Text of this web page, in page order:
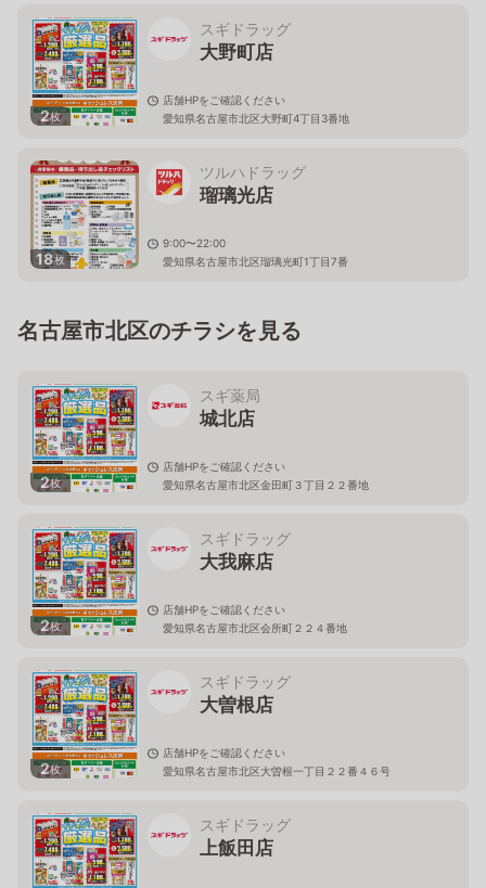
2枚
スギドラッグ
大野町店
店舗HPをご確認ください
愛知県名古屋市北区大野町4丁目3番地
18枚
ツルハドラッグ
瑠璃光店
9:00〜22:00
愛知県名古屋市北区瑠璃光町1丁目7番
名古屋市北区のチラシを見る
2枚
スギ薬局
城北店
店舗HPをご確認ください
愛知県名古屋市北区金田町３丁目２２番地
2枚
スギドラッグ
大我麻店
店舗HPをご確認ください
愛知県名古屋市北区会所町２２４番地
2枚
スギドラッグ
大曽根店
店舗HPをご確認ください
愛知県名古屋市北区大曽根一丁目２２番４６号
スギドラッグ
上飯田店